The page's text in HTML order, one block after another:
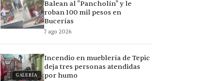
Balean al "Pancholín" y le
roban 100 mil pesos en
Bucerías
7 ago 2026
GALERÍA
Incendio en mueblería de Tepic
deja tres personas atendidas
por humo